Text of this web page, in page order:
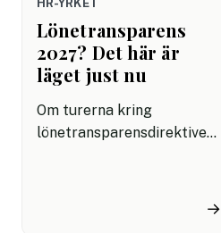
HR-YRKET
Lönetransparens
2027? Det här är
läget just nu
Om turerna kring
lönetransparensdirektivet
→